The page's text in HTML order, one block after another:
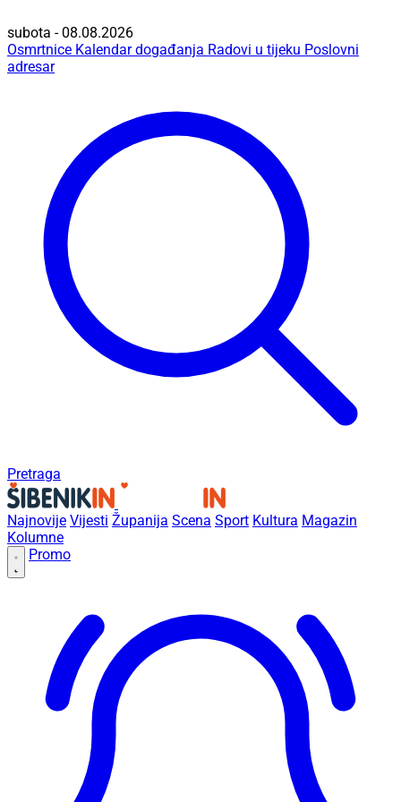
subota - 08.08.2026
Osmrtnice Kalendar događanja Radovi u tijeku Poslovni
adresar
Pretraga
Najnovije Vijesti Županija Scena Sport Kultura Magazin
Kolumne
Promo